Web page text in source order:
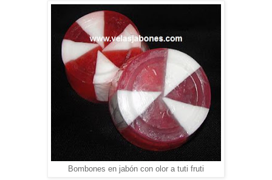
Bombones en jabón con olor a tuti fruti